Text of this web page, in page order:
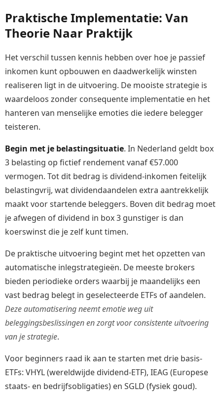
Praktische Implementatie: Van
Theorie Naar Praktijk
Het verschil tussen kennis hebben over hoe je passief
inkomen kunt opbouwen en daadwerkelijk winsten
realiseren ligt in de uitvoering. De mooiste strategie is
waardeloos zonder consequente implementatie en het
hanteren van menselijke emoties die iedere belegger
teisteren.
Begin met je belastingsituatie. In Nederland geldt box
3 belasting op fictief rendement vanaf €57.000
vermogen. Tot dit bedrag is dividend-inkomen feitelijk
belastingvrij, wat dividendaandelen extra aantrekkelijk
maakt voor startende beleggers. Boven dit bedrag moet
je afwegen of dividend in box 3 gunstiger is dan
koerswinst die je zelf kunt timen.
De praktische uitvoering begint met het opzetten van
automatische inlegstrategieën. De meeste brokers
bieden periodieke orders waarbij je maandelijks een
vast bedrag belegt in geselecteerde ETFs of aandelen.
Deze automatisering neemt emotie weg uit
beleggingsbeslissingen en zorgt voor consistente uitvoering
van je strategie.
Voor beginners raad ik aan te starten met drie basis-
ETFs: VHYL (wereldwijde dividend-ETF), IEAG (Europese
staats- en bedrijfsobligaties) en SGLD (fysiek goud).